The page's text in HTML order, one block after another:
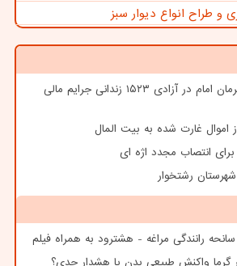
و طراح انواع دیوار سبز
مشارکت ستاد اجرائی فرمان امام در آزادی ۱۵۲۳ زندانی جرایم مالی
انتصاب مجدد اژه ای
رشتخوار
رانندگی مراغه - هشترود به همراه فیلم
گرما واکنش طبیعی بدن یا هشدار جدی؟